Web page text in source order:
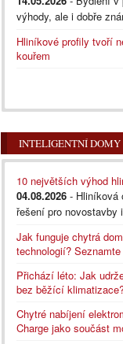
výhody, ale i dobře
Hliníkové profily tvoří
kouřem
INTELIGENTNÍ DOMY
10 největších výhod
04.08.2026 - Hliníková
řešení pro novostavby
Jak funguje chytrá
technologií?
Přichází léto: Jak
bez běžící
Chytré nabíjení
Charge jako součást